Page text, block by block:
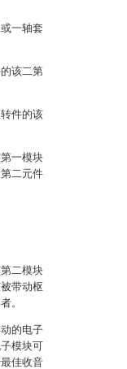
一轴套
该二第
件的该
一模块
二元件
二模块
带动枢
。
的电子
模块可
佳收音